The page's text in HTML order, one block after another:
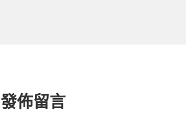
發佈留言